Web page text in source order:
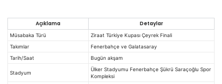
Açıklama Detaylar
Müsabaka Türü
Ziraat Türkiye Kupası Çeyrek Finali
Takımlar
Fenerbahçe ve Galatasaray
Tarih/Saat
Bugün akşam
Stadyum
Ülker Stadyumu Fenerbahçe Şükrü Saraçoğlu Spor
Kompleksi